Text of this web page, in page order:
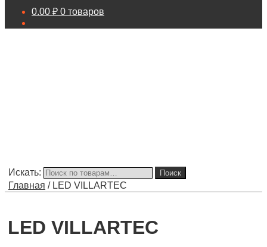
0.00 ₽ 0 товаров
Искать: Поиск
Главная / LED VILLARTEC
LED VILLARTEC